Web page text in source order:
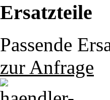
Ersatzteile
Passende
zur Anfrage